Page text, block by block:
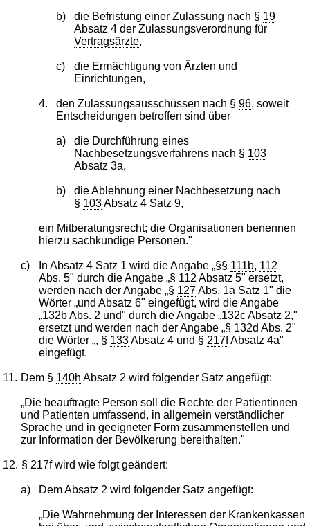
b) die Befristung einer Zulassung nach § 19
Absatz 4 der Zulassungsverordnung für
Vertragsärzte,
c)
die Ermächtigung von Ärzten und
Einrichtungen,
4. den Zulassungsausschüssen nach §96, soweit
Entscheidungen betroffen sind über
a)
die Durchführung eines
Nachbesetzungsverfahrens nach § 103
Absatz 3a,
b)
die Ablehnung einer Nachbesetzung nach
§ 103Absatz 4 Satz 9,
ein Mitberatungsrecht; die Organisationen benennen
hierzu sachkundige Personen."
c) In Absatz 4 Satz 1 wird die Angabe „§§ 111b, 112
Abs. 5" durch die Angabe „§ 112 Absatz 5" ersetzt,
werden nach der Angabe „§ 127Abs. 1a Satz 1" die
Wörter „und Absatz 6" eingefügt, wird die Angabe
„132b Abs. 2 und" durch die Angabe „132c Absatz 2,"
ersetzt und werden nach der Angabe „§ 132d Abs. 2"
die Wörter „, § 133Absatz 4 und § 217fAbsatz 4a"
eingefügt.
11. Dem § 140h Absatz 2 wird folgender Satz angefügt:
„Die beauftragte Person soll die Rechte der Patientinnen
und Patienten umfassend, in allgemein verständlicher
Sprache und in geeigneter Form zusammenstellen und
zur Information der Bevölkerung bereithalten."
12. § 217fwird wie folgt geändert:
a) Dem Absatz 2 wird folgender Satz angefügt:
„Die Wahrnehmung der Interessen der Krankenkassen